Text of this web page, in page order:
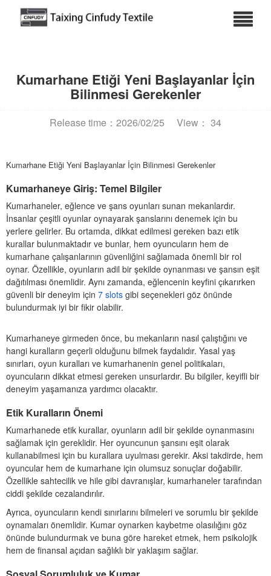
Kumarhane Etiği Yeni Başlayanlar İçin
Bilinmesi Gerekenler
Release time：2026/02/25 View： 34
Kumarhane Etiği Yeni Başlayanlar İçin Bilinmesi Gerekenler
Kumarhaneye Giriş: Temel Bilgiler
Kumarhaneler, eğlence ve şans oyunları sunan mekanlardır.
İnsanlar çeşitli oyunlar oynayarak şanslarını denemek için bu
yerlere gelirler. Bu ortamda, dikkat edilmesi gereken bazı etik
kurallar bulunmaktadır ve bunlar, hem oyuncuların hem de
kumarhane çalışanlarının güvenliğini sağlamada önemli bir rol
oynar. Özellikle, oyunların adil bir şekilde oynanması ve şansın eşit
dağıtılması önemlidir. Aynı zamanda, eğlencenin keyfini çıkarırken
güvenli bir deneyim için 7 slots gibi seçenekleri göz önünde
bulundurmak iyi bir fikir olabilir.
Kumarhaneye girmeden önce, bu mekanların nasıl çalıştığını ve
hangi kuralların geçerli olduğunu bilmek faydalıdır. Yasal yaş
sınırları, oyun kuralları ve kumarhanenin genel politikaları,
oyuncuların dikkat etmesi gereken unsurlardır. Bu bilgiler, keyifli bir
deneyim yaşamanıza yardımcı olacaktır.
Etik Kuralların Önemi
Kumarhanede etik kurallar, oyunların adil bir şekilde oynanmasını
sağlamak için gereklidir. Her oyuncunun şansını eşit olarak
kullanabilmesi için bu kurallara uyulması gerekir. Aksi takdirde, hem
oyuncular hem de kumarhane için olumsuz sonuçlar doğabilir.
Özellikle sahtecilik ve hile gibi davranışlar, kumarhaneler tarafından
ciddi şekilde cezalandırılır.
Ayrıca, oyuncuların kendi sınırlarını bilmeleri ve sorumlu bir şekilde
oynamaları önemlidir. Kumar oynarken kaybetme olasılığını göz
önünde bulundurmak ve buna göre hareket etmek, hem psikolojik
hem de finansal açıdan sağlıklı bir yaklaşım sağlar.